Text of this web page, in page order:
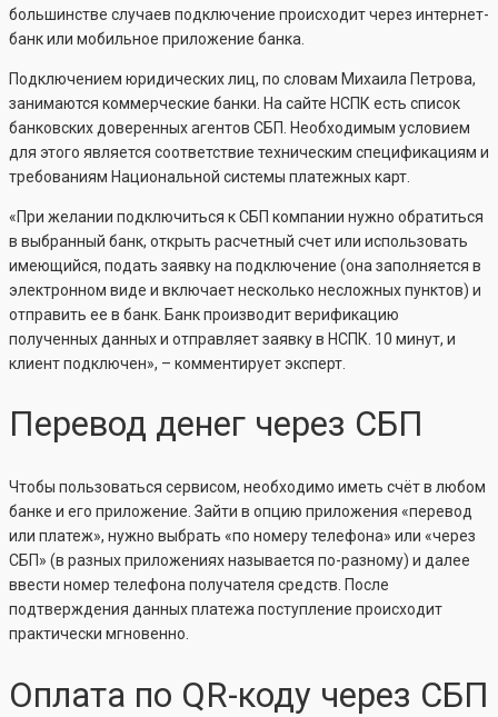
большинстве случаев подключение происходит через интернет-
банк или мобильное приложение банка.
Подключением юридических лиц, по словам Михаила Петрова,
занимаются коммерческие банки. На сайте НСПК есть список
банковских доверенных агентов СБП. Необходимым условием
для этого является соответствие техническим спецификациям и
требованиям Национальной системы платежных карт.
«При желании подключиться к СБП компании нужно обратиться
в выбранный банк, открыть расчетный счет или использовать
имеющийся, подать заявку на подключение (она заполняется в
электронном виде и включает несколько несложных пунктов) и
отправить ее в банк. Банк производит верификацию
полученных данных и отправляет заявку в НСПК. 10 минут, и
клиент подключен», – комментирует эксперт.
Перевод денег через СБП
Чтобы пользоваться сервисом, необходимо иметь счёт в любом
банке и его приложение. Зайти в опцию приложения «перевод
или платеж», нужно выбрать «по номеру телефона» или «через
СБП» (в разных приложениях называется по-разному) и далее
ввести номер телефона получателя средств. После
подтверждения данных платежа поступление происходит
практически мгновенно.
Оплата по QR-коду через СБП